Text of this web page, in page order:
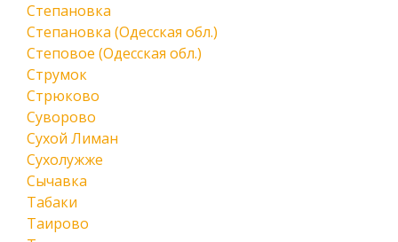
Степановка
Степановка (Одесская обл.)
Степовое (Одесская обл.)
Струмок
Стрюково
Суворово
Сухой Лиман
Сухолужже
Сычавка
Табаки
Таирово